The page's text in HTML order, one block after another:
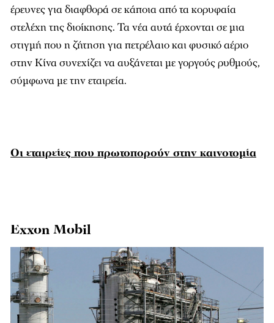
έρευνες για διαφθορά σε κάποια από τα κορυφαία
στελέχη της διοίκησης. Τα νέα αυτά έρχονται σε μια
στιγμή που η ζήτηση για πετρέλαιο και φυσικό αέριο
στην Κίνα συνεχίζει να αυξάνεται με γοργούς ρυθμούς,
σύμφωνα με την εταιρεία.
Οι εταιρείες που πρωτοπορούν στην καινοτομία
Exxon Mobil